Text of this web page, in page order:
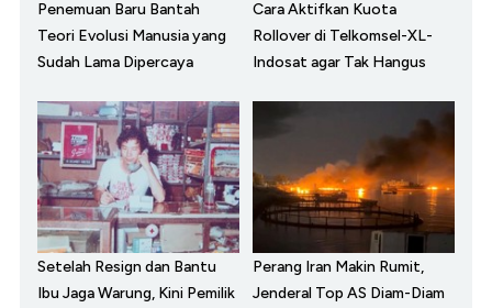
Penemuan Baru Bantah
Teori Evolusi Manusia yang
Sudah Lama Dipercaya
Cara Aktifkan Kuota
Rollover di Telkomsel-XL-
Indosat agar Tak Hangus
Setelah Resign dan Bantu
Ibu Jaga Warung, Kini Pemilik
Perang Iran Makin Rumit,
Jenderal Top AS Diam-Diam